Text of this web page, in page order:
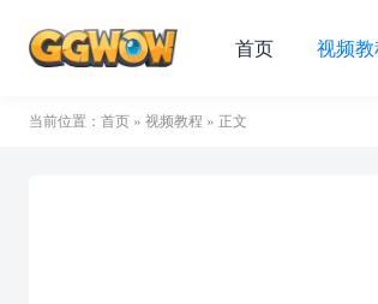
首页 视频教
当前位置： 首页 » 视频教程 » 正文